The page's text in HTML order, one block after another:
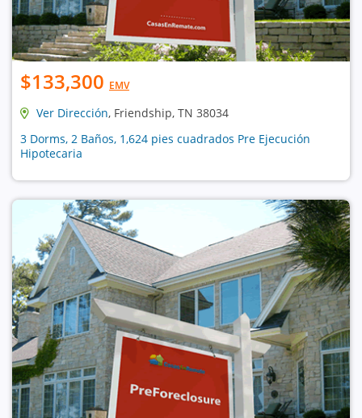
$133,300 EMV
Ver Dirección, Friendship, TN 38034
3 Dorms, 2 Baños, 1,624 pies cuadrados Pre Ejecución
Hipotecaria